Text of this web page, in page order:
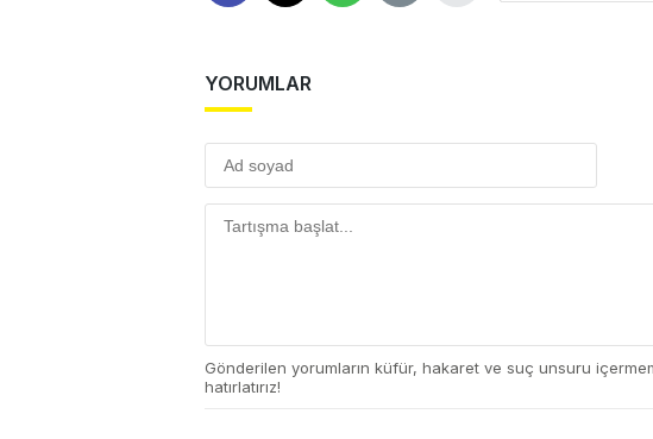
YORUMLAR
Gönderilen yorumların küfür, hakaret ve suç unsuru
hatırlatırız!